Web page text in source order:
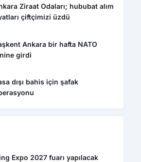
Ziraat Odaları; hububat alım
çiftçimizi üzdü
Ankara bir hafta NATO
girdi
dışı bahis için şafak
Expo 2027 fuarı yapılacak